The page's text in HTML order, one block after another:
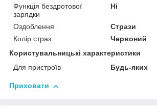
Функція бездротової
зарядки
Ні
Оздоблення
Стрази
Колір страз
Червоний
Користувальницькі характеристики
Для пристроїв
Будь-яких
Приховати